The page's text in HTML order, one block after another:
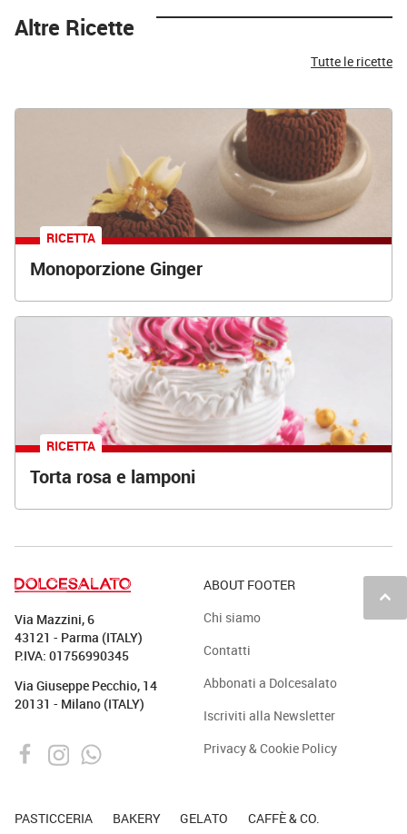
Altre Ricette
Tutte le ricette
RICETTA
Monoporzione Ginger
RICETTA
Torta rosa e lamponi
keyboard_arrow_up
Via Mazzini, 6
43121 - Parma (ITALY)
P.IVA: 01756990345
Via Giuseppe Pecchio, 14
20131 - Milano (ITALY)
ABOUT FOOTER
Chi siamo
Contatti
Abbonati a Dolcesalato
Iscriviti alla Newsletter
Privacy & Cookie Policy
PASTICCERIA BAKERY GELATO CAFFÈ & CO.